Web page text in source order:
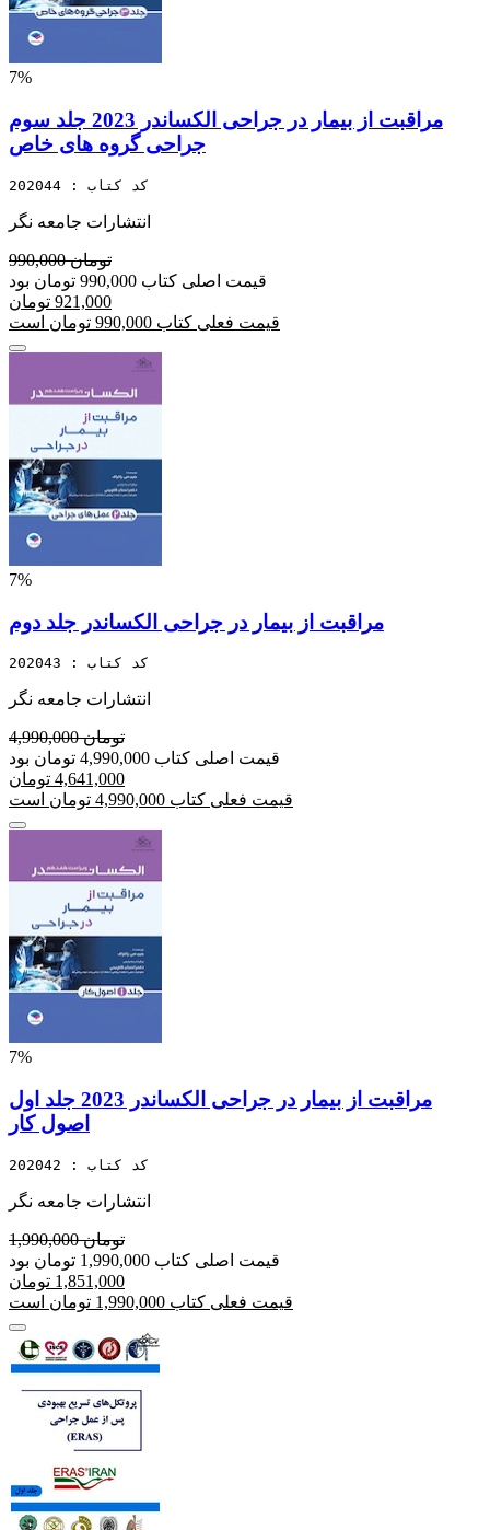
7%
مراقبت از بیمار در جراحی الکساندر 2023 جلد سوم
جراحی گروه های خاص
کد کتاب : 202044
انتشارات جامعه نگر
990,000 تومان
قیمت اصلی کتاب 990,000 تومان بود
921,000 تومان
قیمت فعلی کتاب 990,000 تومان است
7%
مراقبت از بیمار در جراحی الکساندر جلد دوم
کد کتاب : 202043
انتشارات جامعه نگر
4,990,000 تومان
قیمت اصلی کتاب 4,990,000 تومان بود
4,641,000 تومان
قیمت فعلی کتاب 4,990,000 تومان است
7%
مراقبت از بیمار در جراحی الکساندر 2023 جلد اول
اصول کار
کد کتاب : 202042
انتشارات جامعه نگر
1,990,000 تومان
قیمت اصلی کتاب 1,990,000 تومان بود
1,851,000 تومان
قیمت فعلی کتاب 1,990,000 تومان است